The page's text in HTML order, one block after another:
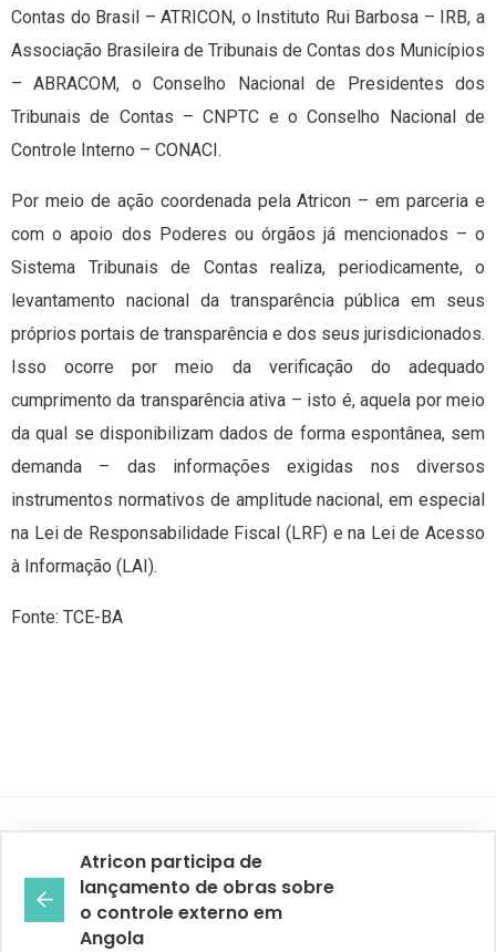
Contas do Brasil – ATRICON, o Instituto Rui Barbosa – IRB, a
Associação Brasileira de Tribunais de Contas dos Municípios
– ABRACOM, o Conselho Nacional de Presidentes dos
Tribunais de Contas – CNPTC e o Conselho Nacional de
Controle Interno – CONACI.
Por meio de ação coordenada pela Atricon – em parceria e
com o apoio dos Poderes ou órgãos já mencionados – o
Sistema Tribunais de Contas realiza, periodicamente, o
levantamento nacional da transparência pública em seus
próprios portais de transparência e dos seus jurisdicionados.
Isso ocorre por meio da verificação do adequado
cumprimento da transparência ativa – isto é, aquela por meio
da qual se disponibilizam dados de forma espontânea, sem
demanda – das informações exigidas nos diversos
instrumentos normativos de amplitude nacional, em especial
na Lei de Responsabilidade Fiscal (LRF) e na Lei de Acesso
à Informação (LAI).
Fonte: TCE-BA
Atricon participa de
lançamento de obras sobre
o controle externo em
Angola